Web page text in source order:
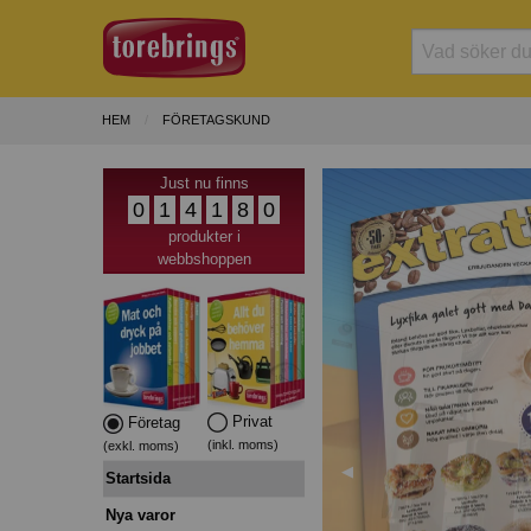
HEM FÖRETAGSKUND
Just nu finns
0 1 4 1 8 0
produkter i
webbshoppen
Företag
(exkl. moms)
Privat
(inkl. moms)
Startsida
Nya varor
Förra
◀︎